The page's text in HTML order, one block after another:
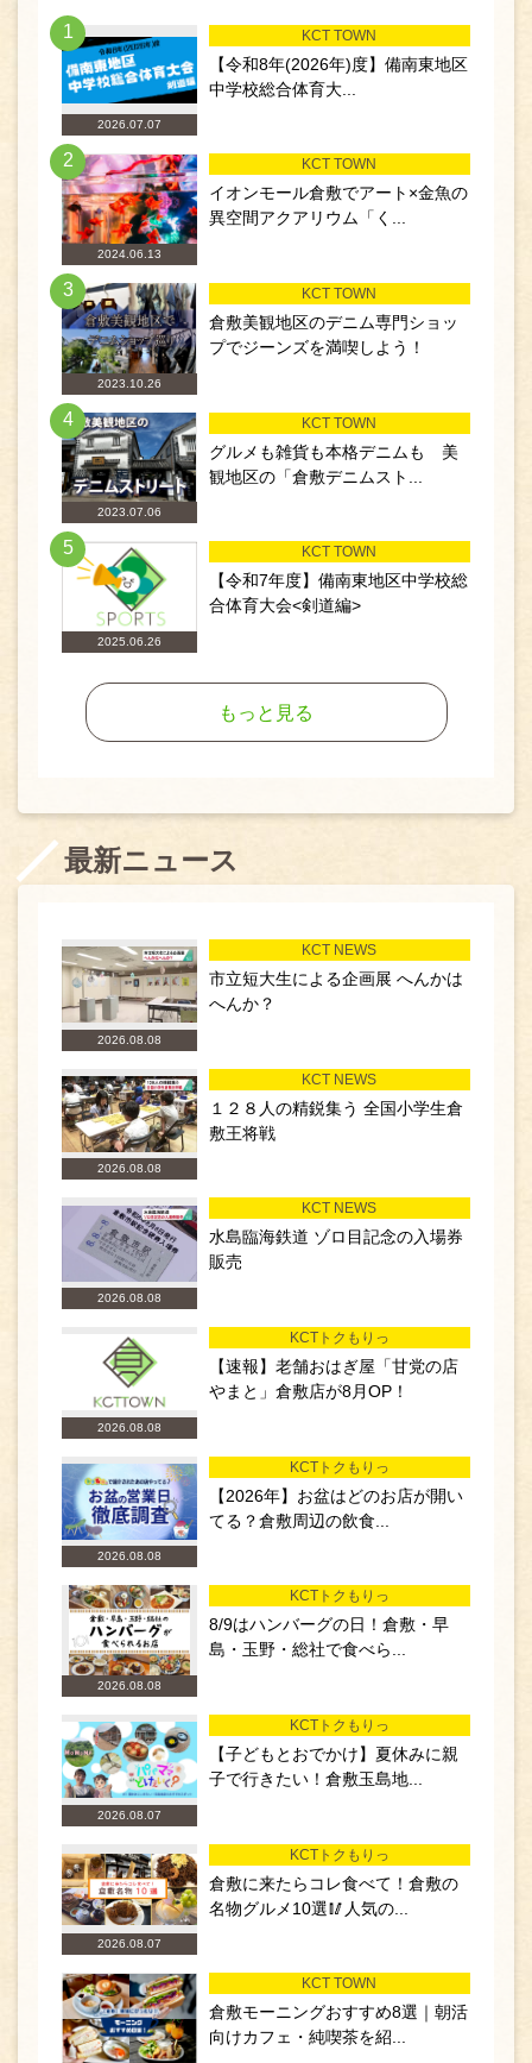
1
2026.07.07
KCT TOWN
【令和8年(2026年)度】備南東地区
中学校総合体育大...
2
2024.06.13
KCT TOWN
イオンモール倉敷でアート×金魚の
異空間アクアリウム「く...
3
2023.10.26
KCT TOWN
倉敷美観地区のデニム専門ショッ
プでジーンズを満喫しよう！
4
2023.07.06
KCT TOWN
グルメも雑貨も本格デニムも 美
観地区の「倉敷デニムスト...
5
2025.06.26
KCT TOWN
【令和7年度】備南東地区中学校総
合体育大会<剣道編>
もっと見る
最新ニュース
2026.08.08
KCT NEWS
市立短大生による企画展 へんかは
へんか？
2026.08.08
KCT NEWS
１２８人の精鋭集う 全国小学生倉
敷王将戦
2026.08.08
KCT NEWS
水島臨海鉄道 ゾロ目記念の入場券
販売
2026.08.08
KCTトクもりっ
【速報】老舗おはぎ屋「甘党の店
やまと」倉敷店が8月OP！
2026.08.08
KCTトクもりっ
【2026年】お盆はどのお店が開い
てる？倉敷周辺の飲食...
2026.08.08
KCTトクもりっ
8/9はハンバーグの日！倉敷・早
島・玉野・総社で食べら...
2026.08.07
KCTトクもりっ
【子どもとおでかけ】夏休みに親
子で行きたい！倉敷玉島地...
2026.08.07
KCTトクもりっ
倉敷に来たらコレ食べて！倉敷の
名物グルメ10選🥢人気の...
KCT TOWN
倉敷モーニングおすすめ8選｜朝活
向けカフェ・純喫茶を紹...